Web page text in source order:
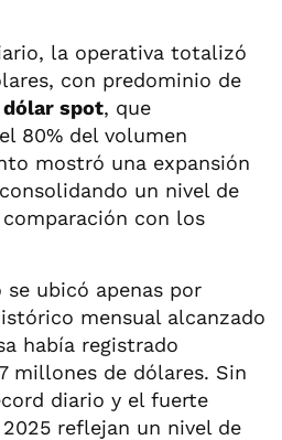
la operativa totalizó
con predominio de
dólar spot, que
80% del volumen
mostró una expansión
un nivel de
con los
se ubicó apenas por
mensual alcanzado
había registrado
millones de dólares. Sin
diario y el fuerte
reflejan un nivel de